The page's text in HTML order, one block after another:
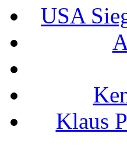
USA
Klaus